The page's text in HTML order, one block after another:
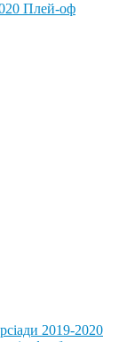
Плей-оф
2019-2020